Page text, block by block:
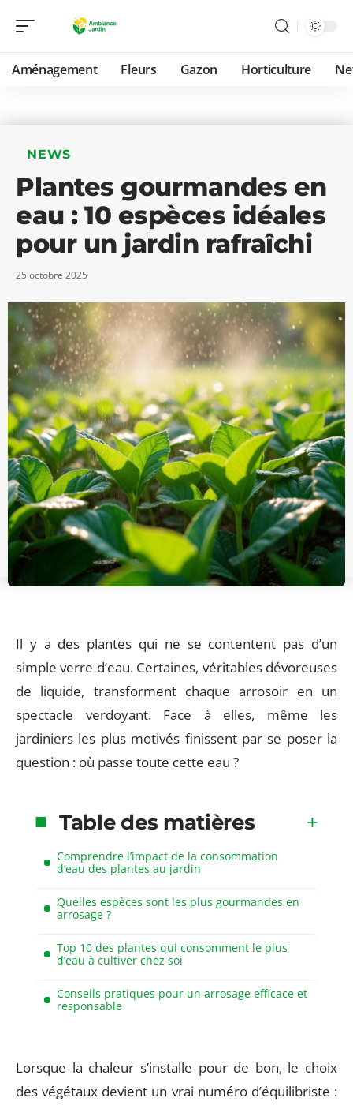
Aménagement Fleurs Gazon Horticulture
NEWS
Plantes gourmandes en
eau : 10 espèces idéales
pour un jardin rafraîchi
25 octobre 2025
Il y a des plantes qui ne se contentent pas d’un
simple verre d’eau. Certaines, véritables dévoreuses
de liquide, transforment chaque arrosoir en un
spectacle verdoyant. Face à elles, même les
jardiniers les plus motivés finissent par se poser la
question : où passe toute cette eau ?
Table des matières
Comprendre l’impact de la consommation
d’eau des plantes au jardin
Quelles espèces sont les plus gourmandes en
arrosage ?
Top 10 des plantes qui consomment le plus
d’eau à cultiver chez soi
Conseils pratiques pour un arrosage efficace et
responsable
Lorsque la chaleur s’installe pour de bon, le choix
des végétaux devient un vrai numéro d’équilibriste :